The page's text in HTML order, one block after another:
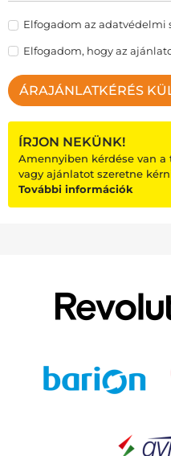
ÍRJON NEKÜNK!
Amennyiben kérdése van
vagy ajánlatot szeretne
További információk
Elfogadom az adatvédelmi
Elfogadom, hogy az
ÁRAJÁNLATKÉRÉS